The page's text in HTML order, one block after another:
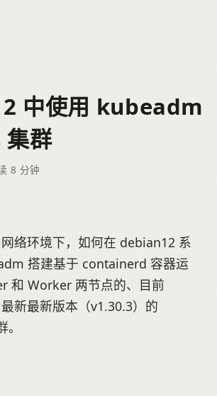
中使用 kubeadm
群
8 分钟
络环境下，如何在 debian12 系
搭建基于 containerd 容器运
和 Worker 两节点的、目前
最新最新版本（v1.30.3）的